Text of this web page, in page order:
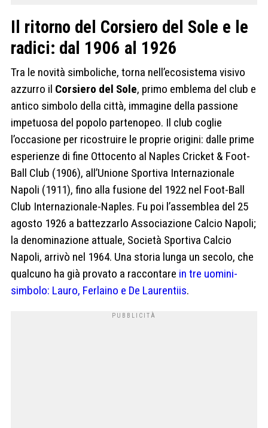
Il ritorno del Corsiero del Sole e le
radici: dal 1906 al 1926
Tra le novità simboliche, torna nell’ecosistema visivo
azzurro il Corsiero del Sole, primo emblema del club e
antico simbolo della città, immagine della passione
impetuosa del popolo partenopeo. Il club coglie
l’occasione per ricostruire le proprie origini: dalle prime
esperienze di fine Ottocento al Naples Cricket & Foot-
Ball Club (1906), all’Unione Sportiva Internazionale
Napoli (1911), fino alla fusione del 1922 nel Foot-Ball
Club Internazionale-Naples. Fu poi l’assemblea del 25
agosto 1926 a battezzarlo Associazione Calcio Napoli;
la denominazione attuale, Società Sportiva Calcio
Napoli, arrivò nel 1964. Una storia lunga un secolo, che
qualcuno ha già provato a raccontare in tre uomini-
simbolo: Lauro, Ferlaino e De Laurentiis.